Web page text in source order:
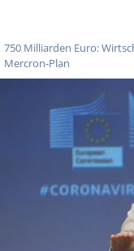
750 Milliarden Euro:
Mercron-Plan